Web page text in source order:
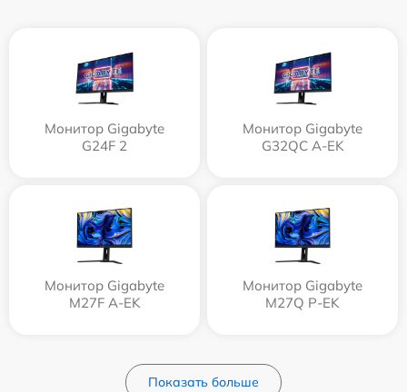
Монитор Gigabyte
G24F 2
Монитор Gigabyte
G32QC A-EK
Монитор Gigabyte
M27F A-EK
Монитор Gigabyte
M27Q P-EK
Показать больше